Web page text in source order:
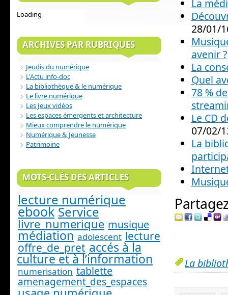
La
28/01/
avenir ?
La
Quel
78 %
Le CD
07/02/
La
La
Loading
ARCHIVES PAR RUBRIQUES
Jeudis du numérique
L'Actu info-doc
La bibliothèque & le numérique
Le livre numérique
Les Jeux vidéos
Les espaces émergents et architecture
Mieux comprendre le numérique
Numérique & Jeunesse
Patrimoine
MOTS-CLÉS DES ARTICLES
lecture numérique
ebook Service
livre_numerique musique
médiation adolescent lecture
offre_de_pret accés à la
culture et à l’information
numerisation tablette
amenagement_des_espaces